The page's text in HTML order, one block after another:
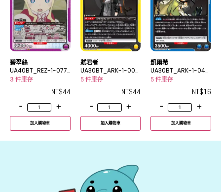
碧翠絲
UA40BT_REZ-1-077
SR
3 件庫存
NT$44
-
+
加入購物車
弒君者
UA30BT_ARK-1-006
R
5 件庫存
NT$44
-
+
加入購物車
凱爾希
UA30BT_ARK-1-047
R
5 件庫存
NT$16
-
+
加入購物車